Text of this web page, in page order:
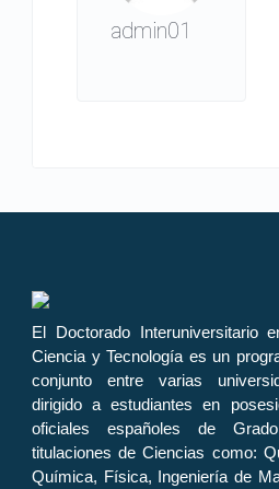
admin01
El Doctorado Interuniversitario
Ciencia y Tecnología es un
conjunto entre varias
dirigido a estudiantes en
oficiales españoles de
titulaciones de Ciencias como:
Química, Física, Ingeniería de